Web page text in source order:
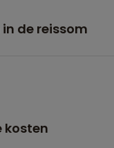
de reissom
kosten